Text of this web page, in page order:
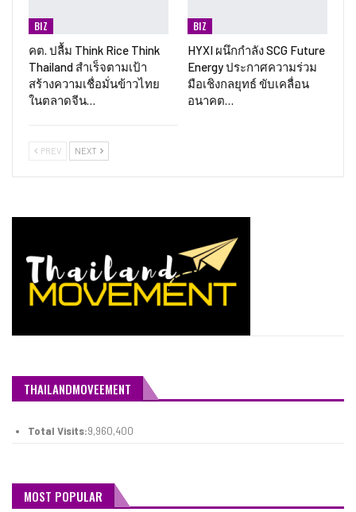
BIZ
คต. ปลื้ม Think Rice Think
Thailand สำเร็จตามเป้า
สร้างความเชื่อมั่นข้าวไทย
ในตลาดจีน…
BIZ
HYXI ผนึกกำลัง SCG Future
Energy ประกาศความร่วม
มือเชิงกลยุทธ์ ขับเคลื่อน
อนาคต…
PREV NEXT
THAILANDMOVEEMENT
Total Visits:9,960,400
MOST POPULAR